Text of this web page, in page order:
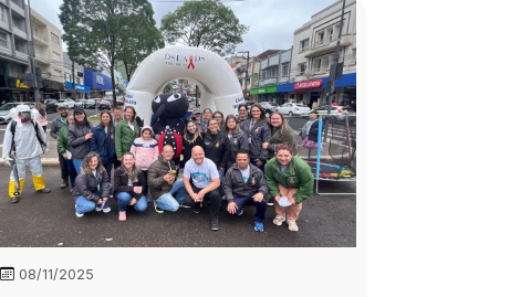
08/11/2025